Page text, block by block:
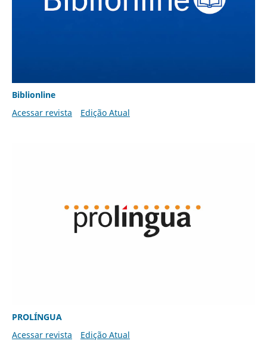
Biblionline
Acessar revista
Edição Atual
PROLÍNGUA
Acessar revista
Edição Atual